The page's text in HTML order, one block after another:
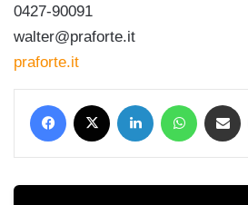
0427-90091
walter@praforte.it
praforte.it
Facebook LinkedIn WhatsApp